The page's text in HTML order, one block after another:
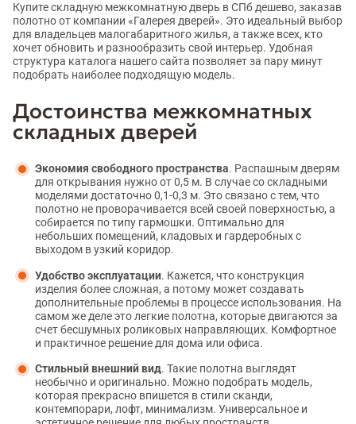
Купите складную межкомнатную дверь в СПб дешево, заказав
полотно от компании «Галерея дверей». Это идеальный выбор
для владельцев малогабаритного жилья, а также всех, кто
хочет обновить и разнообразить свой интерьер. Удобная
структура каталога нашего сайта позволяет за пару минут
подобрать наиболее подходящую модель.
Достоинства межкомнатных
складных дверей
Экономия свободного пространства. Распашным дверям
для открывания нужно от 0,5 м. В случае со складными
моделями достаточно 0,1-0,3 м. Это связано с тем, что
полотно не проворачивается всей своей поверхностью, а
собирается по типу гармошки. Оптимально для
небольших помещений, кладовых и гардеробных с
выходом в узкий коридор.
Удобство эксплуатации. Кажется, что конструкция
изделия более сложная, а потому может создавать
дополнительные проблемы в процессе использования. На
самом же деле это легкие полотна, которые двигаются за
счет бесшумных роликовых направляющих. Комфортное
и практичное решение для дома или офиса.
Стильный внешний вид. Такие полотна выглядят
необычно и оригинально. Можно подобрать модель,
которая прекрасно впишется в стили сканди,
контемпорари, лофт, минимализм. Универсальное и